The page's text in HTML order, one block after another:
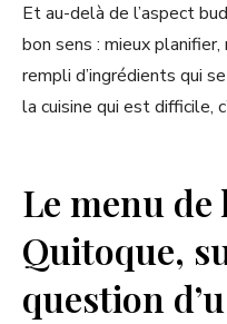
Et au-delà de l’aspect
bon sens : mieux
rempli d’ingrédients qui
la cuisine qui est difficile,
Le menu de
Quitoque,
question